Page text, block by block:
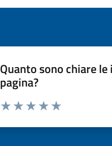
Quanto sono chiare
pagina?
Valuta da 1 a 5 stelle la pagina